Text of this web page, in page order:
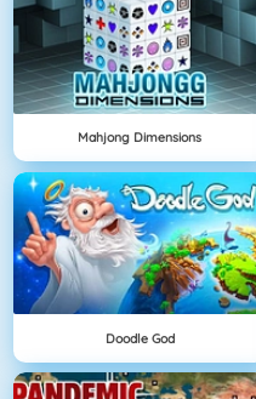
Mahjong Dimensions
Doodle God